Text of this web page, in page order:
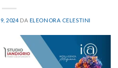
2024 DA ELEONORA CELESTINI